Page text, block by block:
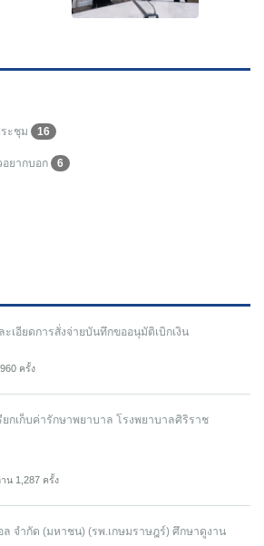
ะชุม 16
ยากบอก 6
เอียดการสั่งจ่ายบันทึกขออนุมัติเบิกเงิน
ครั้ง
กเก็บค่ารักษาพยาบาล โรงพยาบาลศิริราช
าน 1,287 ครั้ง
จำกัด (มหาชน) (รพ.เกษมราษฎร์) ศึกษาดูงาน